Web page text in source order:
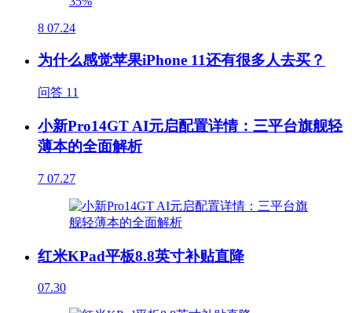
8 07.24
为什么感觉苹果iPhone 11还有很多人去买？
问答 11
小新Pro14GT AI元启配置详情：三平台旗舰轻
薄本的全面解析
7 07.27
红米KPad平板8.8英寸补贴直降
07.30